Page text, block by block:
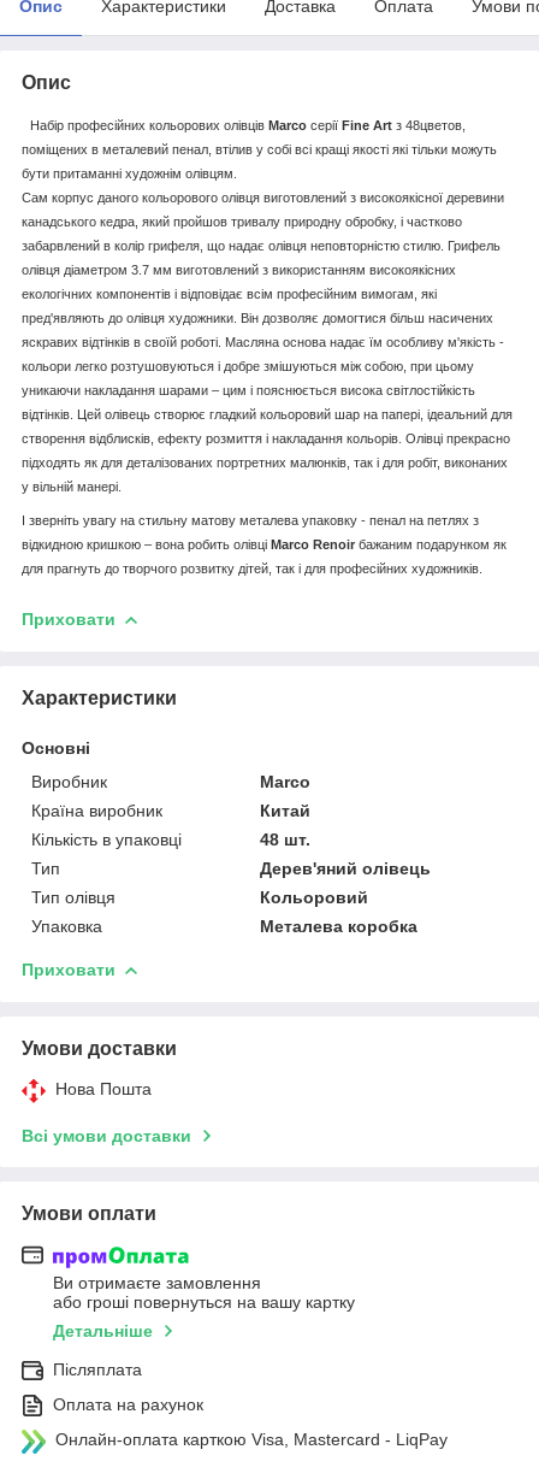
Опис Характеристики Доставка Оплата Умови
Опис
Набір професійних кольорових олівців Marco серії Fine Art з 48цветов,
поміщених в металевий пенал, втілив у собі всі кращі якості які тільки можуть
бути притаманні художнім олівцям.
Сам корпус даного кольорового олівця виготовлений з високоякісної деревини
канадського кедра, який пройшов тривалу природну обробку, і частково
забарвлений в колір грифеля, що надає олівця неповторністю стилю. Грифель
олівця діаметром 3.7 мм виготовлений з використанням високоякісних
екологічних компонентів і відповідає всім професійним вимогам, які
пред'являють до олівця художники. Він дозволяє домогтися більш насичених
яскравих відтінків в своїй роботі. Масляна основа надає їм особливу м'якість -
кольори легко розтушовуються і добре змішуються між собою, при цьому
уникаючи накладання шарами – цим і пояснюється висока світлостійкість
відтінків. Цей олівець створює гладкий кольоровий шар на папері, ідеальний для
створення відблисків, ефекту розмиття і накладання кольорів. Олівці прекрасно
підходять як для деталізованих портретних малюнків, так і для робіт, виконаних
у вільній манері.
І зверніть увагу на стильну матову металева упаковку - пенал на петлях з
відкидною кришкою – вона робить олівці Marco Renoir бажаним подарунком як
для прагнуть до творчого розвитку дітей, так і для професійних художників.
Приховати
Характеристики
Основні
Виробник
Marco
Країна виробник
Китай
Кількість в упаковці
48 шт.
Тип
Дерев'яний олівець
Тип олівця
Кольоровий
Упаковка
Металева коробка
Приховати
Умови доставки
Нова Пошта
Всі умови доставки
Умови оплати
Ви отримаєте замовлення
або гроші повернуться на вашу картку
Детальніше
Післяплата
Оплата на рахунок
Онлайн-оплата карткою Visa, Mastercard - LiqPay